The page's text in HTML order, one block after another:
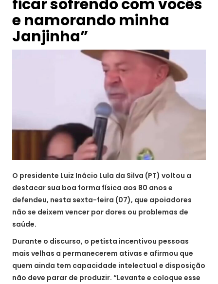
ficar sofrendo com vocês
e namorando minha
Janjinha”
O presidente Luiz Inácio Lula da Silva (PT) voltou a
destacar sua boa forma física aos 80 anos e
defendeu, nesta sexta-feira (07), que apoiadores
não se deixem vencer por dores ou problemas de
saúde.
Durante o discurso, o petista incentivou pessoas
mais velhas a permanecerem ativas e afirmou que
quem ainda tem capacidade intelectual e disposição
não deve parar de produzir. “Levante e coloque esse